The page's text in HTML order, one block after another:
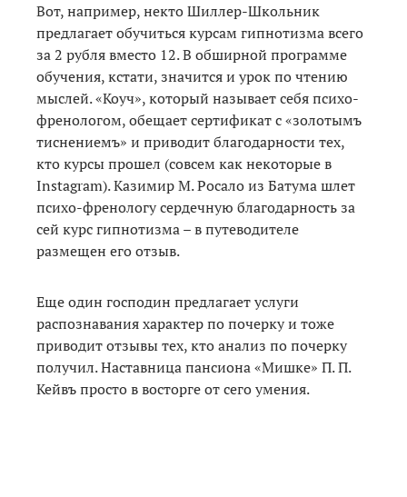
Вот, например, некто Шиллер-Школьник
предлагает обучиться курсам гипнотизма всего
за 2 рубля вместо 12. В обширной программе
обучения, кстати, значится и урок по чтению
мыслей. «Коуч», который называет себя психо-
френологом, обещает сертификат с «золотымъ
тиснениемъ» и приводит благодарности тех,
кто курсы прошел (совсем как некоторые в
Instagram). Казимир М. Росало из Батума шлет
психо-френологу сердечную благодарность за
сей курс гипнотизма – в путеводителе
размещен его отзыв.
Еще один господин предлагает услуги
распознавания характер по почерку и тоже
приводит отзывы тех, кто анализ по почерку
получил. Наставница пансиона «Мишке» П. П.
Кейвъ просто в восторге от сего умения.